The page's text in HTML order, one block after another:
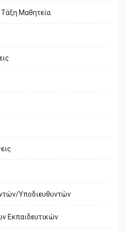
Μαθητεία
Υποδιευθυντών
Εκπαιδευτικών